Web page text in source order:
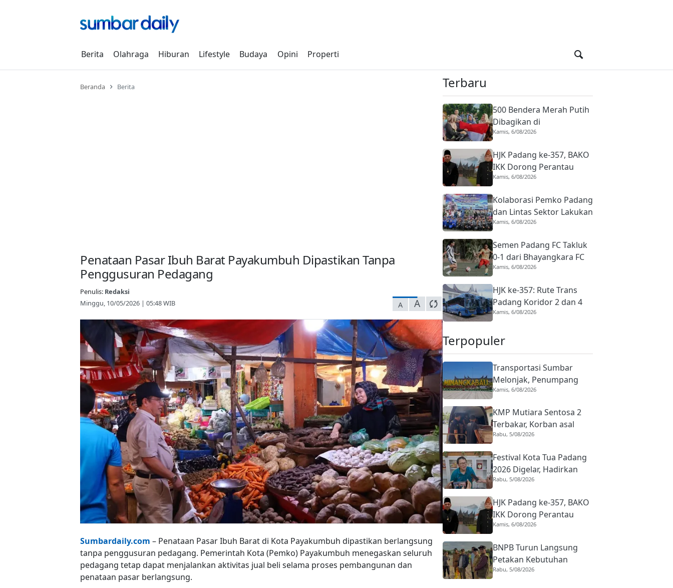
Berita Olahraga Hiburan Lifestyle Budaya Opini Properti
Beranda Berita
Penataan Pasar Ibuh Barat Payakumbuh Dipastikan Tanpa
Penggusuran Pedagang
Penulis: Redaksi
Minggu, 10/05/2026 | 05:48 WIB
A A
Sumbardaily.com – Penataan Pasar Ibuh Barat di Kota Payakumbuh dipastikan berlangsung
tanpa penggusuran pedagang. Pemerintah Kota (Pemko) Payakumbuh menegaskan seluruh
pedagang tetap dapat menjalankan aktivitas jual beli selama proses pembangunan dan
penataan pasar berlangsung.
Terbaru
500 Bendera Merah Putih
Dibagikan di
Dharmasraya, Warga
Agustus 2026
Kamis, 6/08/2026
HJK Padang ke-357, BAKO
IKK Dorong Perantau
Perkuat Budaya hingga
Kamis, 6/08/2026
Kolaborasi Pemko Padang
dan Lintas Sektor Lakukan
Aksi Bersih-bersih Sungai
Kamis, 6/08/2026
Semen Padang FC Takluk
0-1 dari Bhayangkara FC
di Laga Uji Coba Perdana
Kamis, 6/08/2026
HJK ke-357: Rute Trans
Padang Koridor 2 dan 4
Diubah untuk Layani
Tarif Rp1
Kamis, 6/08/2026
Terpopuler
Transportasi Sumbar
Melonjak, Penumpang
Pesawat Domestik dari
Persen
Kamis, 6/08/2026
KMP Mutiara Sentosa 2
Terbakar, Korban asal
Sumbar Rino Eka Putra
Rabu, 5/08/2026
Festival Kota Tua Padang
2026 Digelar, Hadirkan
Peserta Barongsai dari
Rabu, 5/08/2026
HJK Padang ke-357, BAKO
IKK Dorong Perantau
Perkuat Budaya hingga
Kamis, 6/08/2026
BNPB Turun Langsung
Petakan Kebutuhan
Penanganan Pasca Banjir
Rabu, 5/08/2026